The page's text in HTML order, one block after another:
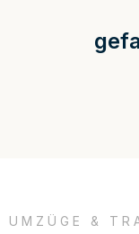
UMZÜGE &